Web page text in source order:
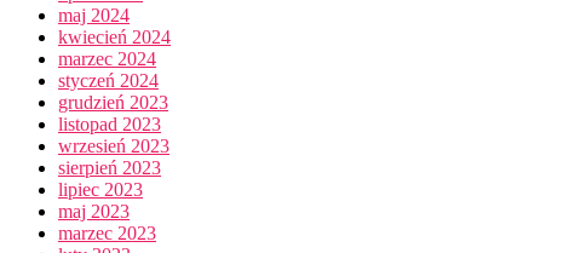
maj 2024
kwiecień 2024
marzec 2024
styczeń 2024
grudzień 2023
listopad 2023
wrzesień 2023
sierpień 2023
lipiec 2023
maj 2023
marzec 2023